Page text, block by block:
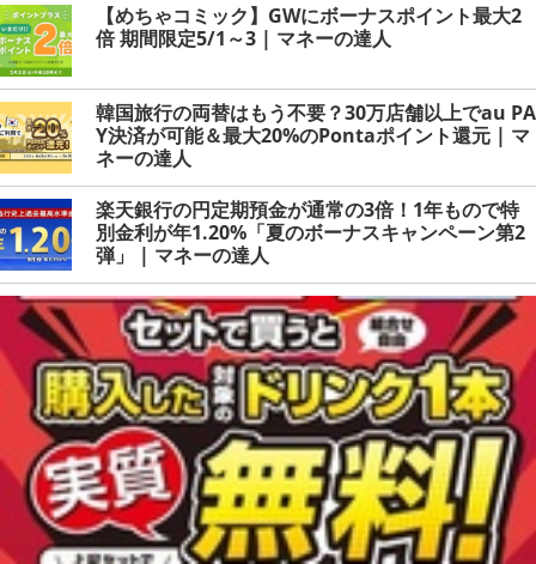
【めちゃコミック】GWにボーナスポイント最大2
倍 期間限定5/1～3 | マネーの達人
韓国旅行の両替はもう不要？30万店舗以上でau PA
Y決済が可能＆最大20%のPontaポイント還元 | マ
ネーの達人
楽天銀行の円定期預金が通常の3倍！1年もので特
別金利が年1.20%「夏のボーナスキャンペーン第2
弾」 | マネーの達人